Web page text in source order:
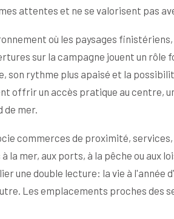
attentes et ne se valorisent pas
où les paysages
sur la campagne jouent un
son rythme plus apaisé et la
offrir un accès pratique au centre,
de mer.
commerces de proximité,
la mer, aux ports, à la pêche ou aux
une double lecture: la vie à
Les emplacements proches des